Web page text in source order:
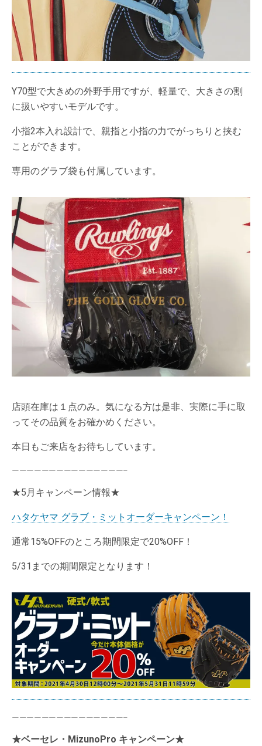
Y70型で大きめの外野手用ですが、軽量で、大きさの割
に扱いやすいモデルです。
小指2本入れ設計で、親指と小指の力でがっちりと挟む
ことができます。
専用のグラブ袋も付属しています。
店頭在庫は１点のみ。気になる方は是非、実際に手に取
ってその品質をお確かめください。
本日もご来店をお待ちしています。
———————————————–
★5月キャンペーン情報★
ハタケヤマ グラブ・ミットオーダーキャンペーン！
通常15%OFFのところ期間限定で20%OFF！
5/31までの期間限定となります！
———————————————–
★ベーセレ・MizunoPro キャンペーン★